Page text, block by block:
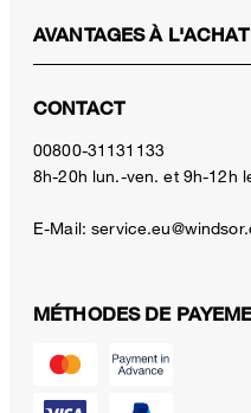
AVANTAGES À L'ACHAT
CONTACT
00800-31131133
8h-20h lun.-ven. et 9h-12h
E-Mail:
MÉTHODES DE